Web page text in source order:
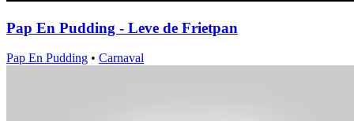
Pap En Pudding - Leve de Frietpan
Pap En Pudding • Carnaval